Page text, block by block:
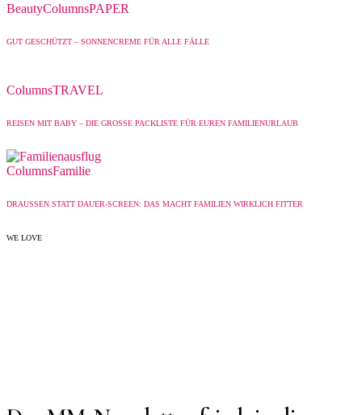
BeautyColumnsPAPER
GUT GESCHÜTZT – SONNENCREME FÜR ALLE FÄLLE
ColumnsTRAVEL
REISEN MIT BABY – DIE GROSSE PACKLISTE FÜR EUREN FAMILIENURLAUB
ColumnsFamilie
DRAUSSEN STATT DAUER-SCREEN: DAS MACHT FAMILIEN WIRKLICH FITTER
WE LOVE